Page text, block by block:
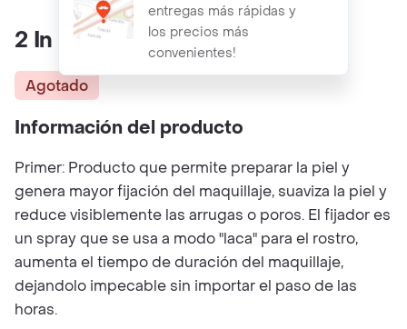
entregas más rápidas y
los precios más
convenientes!
2 In 1
Agotado
Información del producto
Primer: Producto que permite preparar la piel y
genera mayor fijación del maquillaje, suaviza la piel y
reduce visiblemente las arrugas o poros. El fijador es
un spray que se usa a modo "laca" para el rostro,
aumenta el tiempo de duración del maquillaje,
dejandolo impecable sin importar el paso de las
horas.